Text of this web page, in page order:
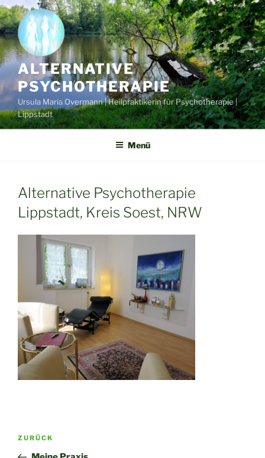
Zum
Inhalt
springen
ALTERNATIVE
PSYCHOTHERAPIE
Ursula Maria Overmann | Heilpraktikerin für Psychotherapie |
Lippstadt
Menü
Alternative Psychotherapie
Lippstadt, Kreis Soest, NRW
Beitragsnavigation
Vorheriger
Beitrag
ZURÜCK